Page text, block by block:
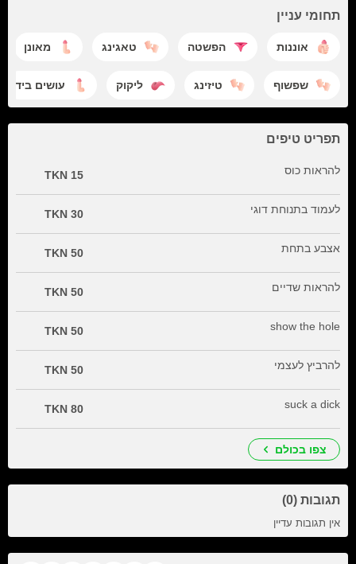
תחומי עניין
אוננות הפשטה טאגינג מאונן
שפשוף טיזינג ליקוק עושים ביד
תפריט טיפים
להראות כוס 15 TKN
לעמוד בתנוחת דוגי 30 TKN
אצבע בתחת 50 TKN
להראות שדיים 50 TKN
show the hole
50 TKN
להרביץ לעצמי 50 TKN
suck a dick
80 TKN
צפו בכולם
תגובות (0)
אין תגובות עדיין